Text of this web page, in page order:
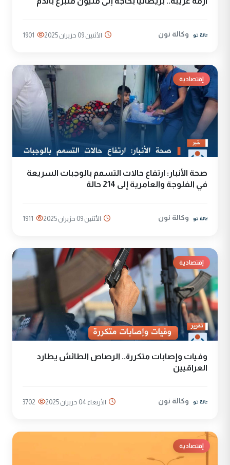
وكالة نون الأثنين 09 حزيران 2025 1901
إقتصادية
صحة الأنبار: ارتفاع حالات التسمم بالوجبات السريعة
في الفلوجة والعامرية إلى 214 حالة
وكالة نون الأثنين 09 حزيران 2025 1911
إقتصادية
وفيات وإصابات متكررة.. الرصاص الطائش يطارد
العراقيين
وكالة نون الأربعاء 04 حزيران 2025 3702
إقتصادية